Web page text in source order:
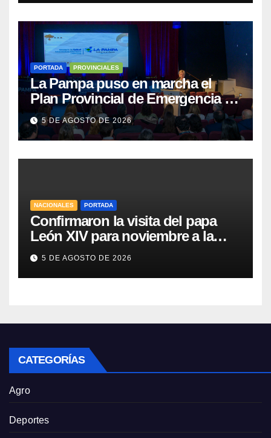
PORTADA PROVINCIALES
La Pampa puso en marcha el
Plan Provincial de Emergencia en
Salud Mental
5 DE AGOSTO DE 2026
NACIONALES PORTADA
Confirmaron la visita del papa
León XIV para noviembre a la
Argentina
5 DE AGOSTO DE 2026
CATEGORÍAS
Agro
Deportes